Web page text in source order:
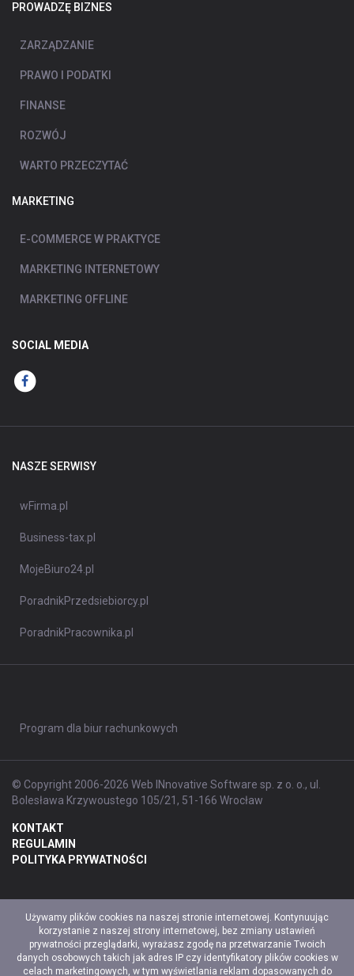
PROWADZĘ BIZNES
ZARZĄDZANIE
PRAWO I PODATKI
FINANSE
ROZWÓJ
WARTO PRZECZYTAĆ
MARKETING
E-COMMERCE W PRAKTYCE
MARKETING INTERNETOWY
MARKETING OFFLINE
SOCIAL MEDIA
NASZE SERWISY
wFirma.pl
Business-tax.pl
MojeBiuro24.pl
PoradnikPrzedsiebiorcy.pl
PoradnikPracownika.pl
Program dla biur rachunkowych
© Copyright 2006-2026 Web INnovative Software sp. z o. o., ul.
Bolesława Krzywoustego 105/21, 51-166 Wrocław
KONTAKT
REGULAMIN
POLITYKA PRYWATNOŚCI
Używamy plików cookies na naszej stronie internetowej. Kontynuując
korzystanie z naszej strony internetowej, bez zmiany ustawień
prywatności przeglądarki, wyrażasz zgodę na przetwarzanie Twoich
danych osobowych takich jak adres IP czy identyfikatory plików cookies w
celach marketingowych, w tym wyświetlania reklam dopasowanych do